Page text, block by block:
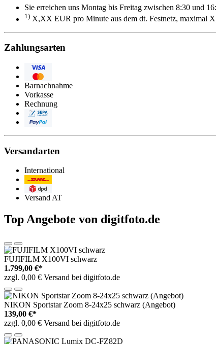
Sie erreichen uns Montag bis Freitag zwischen 8:30 und
1) X,XX EUR pro Minute aus dem dt. Festnetz, maximal
Zahlungsarten
Barnachnahme
Vorkasse
Rechnung
Versandarten
International
Versand AT
Top Angebote von digitfoto.de
FUJIFILM X100VI schwarz
1.799,00 €*
zzgl. 0,00 € Versand bei digitfoto.de
NIKON Sportstar Zoom 8-24x25 schwarz (Angebot)
139,00 €*
zzgl. 0,00 € Versand bei digitfoto.de